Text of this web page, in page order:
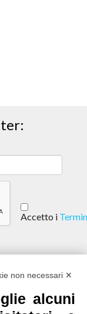
Accetto i
non necessari ✕
alcuni